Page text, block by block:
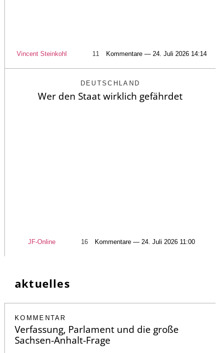
Vincent Steinkohl 11 Kommentare — 24. Juli 2026 14:14
DEUTSCHLAND
Wer den Staat wirklich gefährdet
JF-Online 16 Kommentare — 24. Juli 2026 11:00
aktuelles
KOMMENTAR
Verfassung, Parlament und die große
Sachsen-Anhalt-Frage